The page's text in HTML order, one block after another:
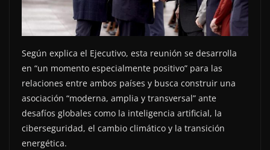
Según explica el Ejecutivo, esta reunión se desarrolla
en “un momento especialmente positivo” para las
relaciones entre ambos países y busca construir una
asociación “moderna, amplia y transversal” ante
desafíos globales como la inteligencia artificial, la
ciberseguridad, el cambio climático y la transición
energética.